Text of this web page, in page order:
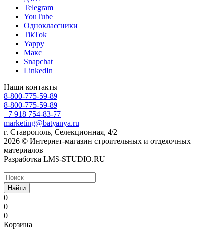
Telegram
YouTube
Одноклассники
TikTok
Yappy
Макс
Snapchat
LinkedIn
Наши контакты
8-800-775-59-89
8-800-775-59-89
+7 918 754-83-77
marketing@batyanya.ru
г. Ставрополь, Селекционная, 4/2
2026 © Интернет-магазин строительных и отделочных
материалов
Разработка LMS-STUDIO.RU
Найти
0
0
0
Корзина